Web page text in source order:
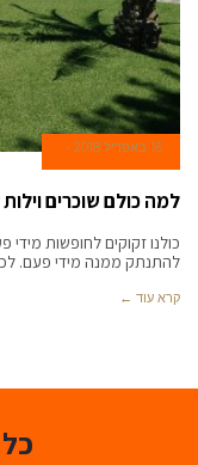
16 באפריל 2018
למה כולם שוכרים
כולנו זקוקים לחופשות
להתנתק ממנה מידי פעם.
קרא עוד ←